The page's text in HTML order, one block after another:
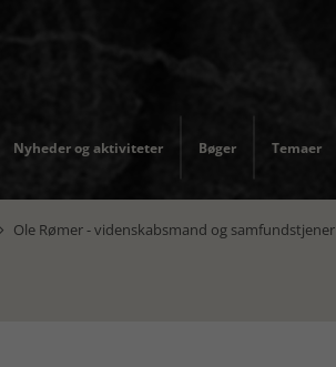
Nyheder og aktiviteter Bøger Temaer
 Ole Rømer - videnskabsmand og samfundstjener